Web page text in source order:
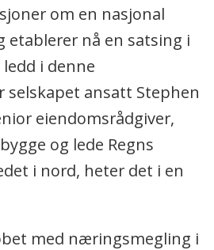
om en nasjonal
etablerer nå en satsing i
i denne
selskapet ansatt Stephen
eiendomsrådgiver,
og lede Regns
i nord, heter det i en
med næringsmegling i